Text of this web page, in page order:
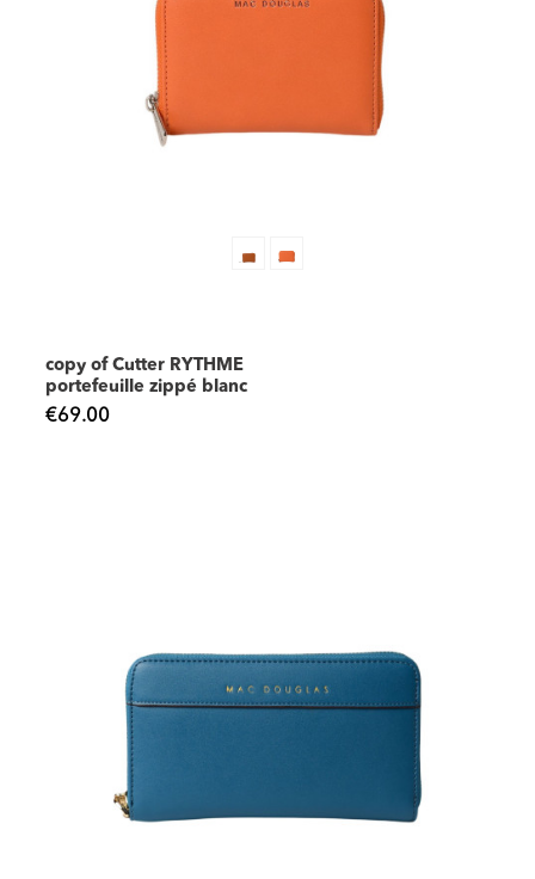
copy of Cutter RYTHME
portefeuille zippé blanc
€69.00